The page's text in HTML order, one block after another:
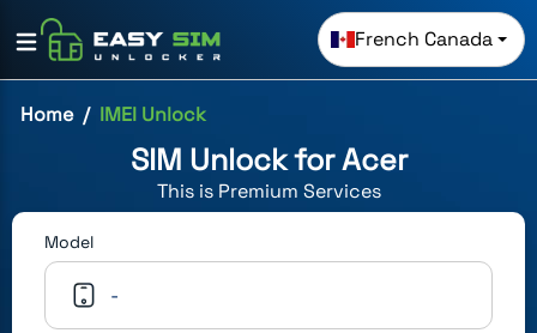
French Canada
Home IMEI Unlock
SIM Unlock forAcer
This is Premium Services
Model
-